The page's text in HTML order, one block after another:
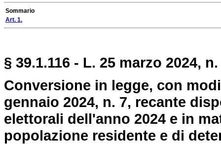
Sommario
Art. 1.
§ 39.1.116 - L. 25 marzo 2024,
Conversione in legge, con
gennaio 2024, n. 7, recante
elettorali dell'anno 2024 e in
popolazione residente e di